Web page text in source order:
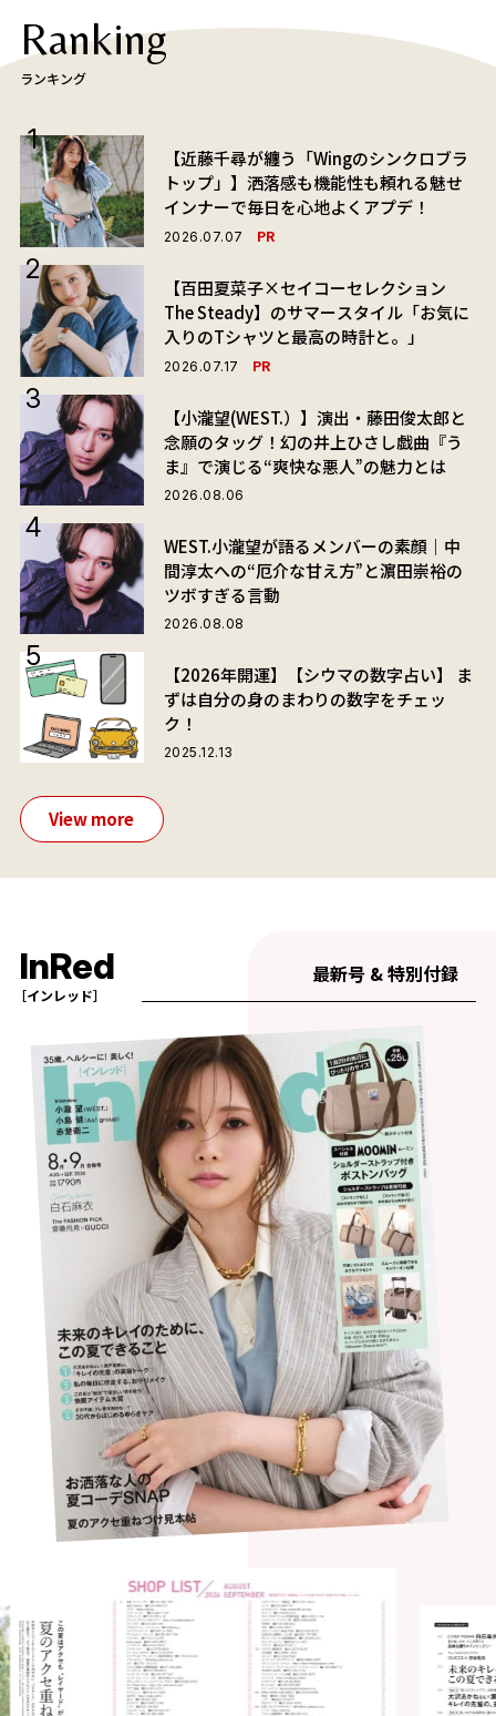
Ranking
ランキング
【近藤千尋が纏う「Wingのシンクロブラ
トップ」】洒落感も機能性も頼れる魅せ
インナーで毎日を心地よくアプデ！
2026.07.07 PR
【百田夏菜子×セイコーセレクション
The Steady】のサマースタイル「お気に
入りのTシャツと最高の時計と。」
2026.07.17 PR
【小瀧望(WEST.）】演出・藤田俊太郎と
念願のタッグ！幻の井上ひさし戯曲『う
ま』で演じる“爽快な悪人”の魅力とは
2026.08.06
WEST.小瀧望が語るメンバーの素顔｜中
間淳太への“厄介な甘え方”と濵田崇裕の
ツボすぎる言動
2026.08.08
【2026年開運】【シウマの数字占い】 ま
ずは自分の身のまわりの数字をチェッ
ク！
2025.12.13
View more
InRed
［インレッド］
最新号 & 特別付録